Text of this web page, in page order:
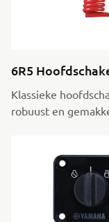
6R5
Klassieke
robuust en